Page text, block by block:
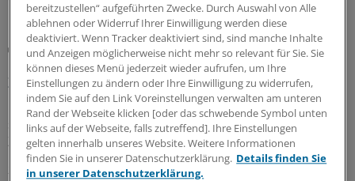
Lipidmanagement
LDL-Cholesterin: Neue US-Leitlinie führt wieder
Zielwerte ein
Die aktualisierte US-Leitlinie zur Dyslipidämie gleicht sich
stark der europäischen Leitlinie an: Die LDL-Cholesterin-
Zielwerte stehen wieder im Fokus.
21.07.2026
bereitzustellen“ aufgeführten Zwecke. Durch Auswahl von Alle
ablehnen oder Widerruf Ihrer Einwilligung werden diese
deaktiviert. Wenn Tracker deaktiviert sind, sind manche Inhalte
und Anzeigen möglicherweise nicht mehr so relevant für Sie. Sie
können dieses Menü jederzeit wieder aufrufen, um Ihre
Einstellungen zu ändern oder Ihre Einwilligung zu widerrufen,
indem Sie auf den Link Voreinstellungen verwalten am unteren
Rand der Webseite klicken [oder das schwebende Symbol unten
links auf der Webseite, falls zutreffend]. Ihre Einstellungen
gelten innerhalb unseres Website. Weitere Informationen
finden Sie in unserer Datenschutzerklärung. Details finden Sie
in unserer Datenschutzerklärung.